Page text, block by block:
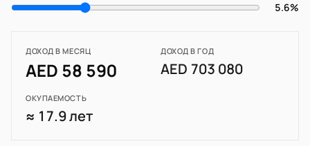
5.6%
ДОХОД В МЕСЯЦ
AED 58 590
ДОХОД В ГОД
AED 703 080
ОКУПАЕМОСТЬ
≈ 17.9 лет